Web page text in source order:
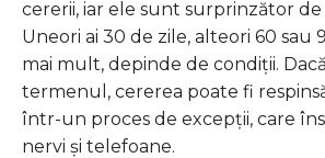
cererii, iar ele sunt surprinzător
Uneori ai 30 de zile, alteori 60 sau
mai mult, depinde de condiții.
termenul, cererea poate fi
într-un proces de excepții, care
nervi și telefoane.